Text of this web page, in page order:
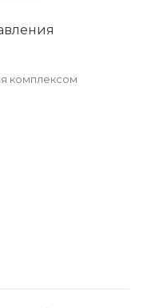
комплексом